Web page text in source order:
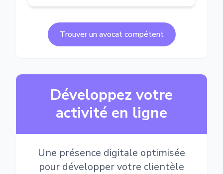
Trouver un avocat compétent
Développez votre
activité en ligne
Une présence digitale optimisée
pour développer votre clientèle